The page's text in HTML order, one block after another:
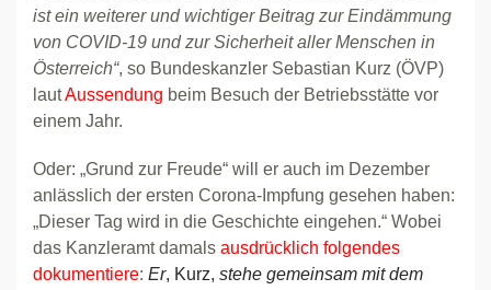
ist ein weiterer und wichtiger Beitrag zur Eindämmung
von COVID-19 und zur Sicherheit aller Menschen in
Österreich“, so Bundeskanzler Sebastian Kurz (ÖVP)
lautAussendung beim Besuch der Betriebsstätte vor
einem Jahr.
Oder: „Grund zur Freude“ will er auch im Dezember
anlässlich der ersten Corona-Impfung gesehen haben:
„Dieser Tag wird in die Geschichte eingehen.“ Wobei
das Kanzleramt damals ausdrücklich folgendes
dokumentiere: Er, Kurz, stehe gemeinsam mit dem